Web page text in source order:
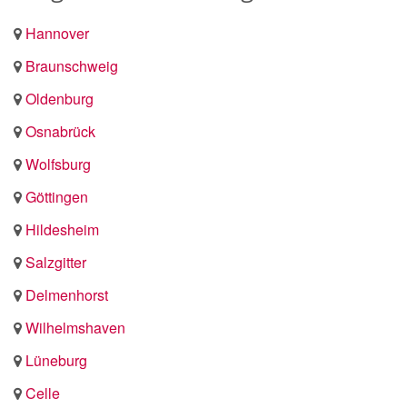
Hannover
Braunschweig
Oldenburg
Osnabrück
Wolfsburg
Göttingen
Hildesheim
Salzgitter
Delmenhorst
Wilhelmshaven
Lüneburg
Celle